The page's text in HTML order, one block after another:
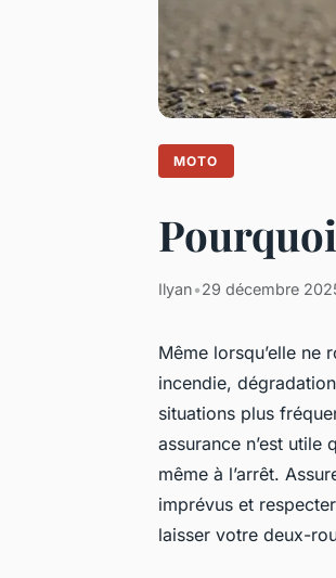
MOTO
Ilyan•29 décembre
Même lorsqu’elle
incendie,
situations plus
assurance n’est
même à l’arrêt.
imprévus et
laisser votre deux-